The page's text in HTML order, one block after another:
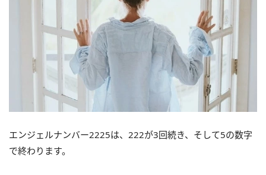
エンジェルナンバー2225は、222が3回続き、そして5の数字
で終わります。